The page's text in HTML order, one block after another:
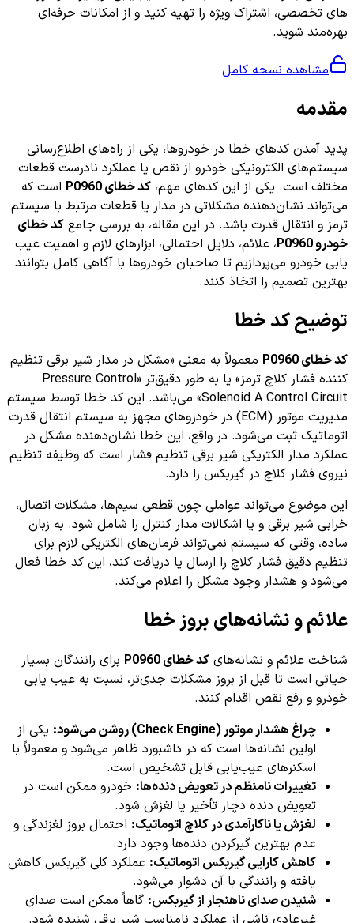
های تخصصی، اشتراک ویژه را تهیه کنید و از امکانات حرفه‌ای
بهره‌مند شوید.
مشاهده نسخه کامل
مقدمه
پدید آمدن کدهای خطا در خودروها، یکی از راه‌های اطلاع‌رسانی
سیستم‌های الکترونیکی خودرو از نقص یا عملکرد نادرست قطعات
مختلف است. یکی از این کدهای مهم، کد خطای P0960
است که
می‌تواند نشان‌دهنده مشکلاتی در مدار یا قطعات مرتبط با سیستم
ترمز و انتقال قدرت باشد. در این مقاله، به بررسی جامع کد خطای
خودرو P0960
، علائم، دلایل احتمالی، ابزارهای لازم و اهمیت عیب
یابی خودرو می‌پردازیم تا صاحبان خودروها با آگاهی کامل بتوانند
بهترین تصمیم را اتخاذ کنند.
توضیح کد خطا
کد خطای P0960
معمولاً به معنی «مشکل در مدار شیر برقی تنظیم
کننده فشار کلاچ ترمز» یا به طور دقیق‌تر «Pressure Control
Solenoid A Control Circuit» می‌باشد. این کد خطا توسط سیستم
مدیریت موتور (ECM) در خودروهای مجهز به سیستم انتقال قدرت
اتوماتیک ثبت می‌شود. در واقع، این خطا نشان‌دهنده مشکل در
عملکرد مدار الکتریکی شیر برقی تنظیم فشار است که وظیفه تنظیم
نیروی فشار کلاچ در گیربکس را دارد.
این موضوع می‌تواند عواملی چون قطعی سیم‌ها، مشکلات اتصال،
خرابی شیر برقی و یا اشکالات مدار کنترل را شامل شود. به زبان
ساده، وقتی که سیستم نمی‌تواند فرمان‌های الکتریکی لازم برای
تنظیم دقیق فشار کلاچ را ارسال یا دریافت کند، این کد خطا فعال
می‌شود و هشدار وجود مشکل را اعلام می‌کند.
علائم و نشانه‌های بروز خطا
شناخت علائم و نشانه‌های کد خطای P0960
برای رانندگان بسیار
حیاتی است تا قبل از بروز مشکلات جدی‌تر، نسبت به عیب یابی
خودرو و رفع نقص اقدام کنند.
چراغ هشدار موتور (Check Engine) روشن می‌شود:
یکی از
اولین نشانه‌ها است که در داشبورد ظاهر می‌شود و معمولاً با
اسکنرهای عیب‌یابی قابل تشخیص است.
تغییرات نامنظم در تعویض دنده‌ها: خودرو ممکن است در
تعویض دنده دچار تأخیر یا لغزش شود.
لغزش یا ناکارآمدی در کلاچ اتوماتیک: احتمال بروز لغزندگی و
عدم بهترین گیرکردن دنده‌ها وجود دارد.
کاهش کارایی گیربکس اتوماتیک: عملکرد کلی گیربکس کاهش
یافته و رانندگی با آن دشوار می‌شود.
شنیدن صدای ناهنجار از گیربکس: گاهاً ممکن است صدای